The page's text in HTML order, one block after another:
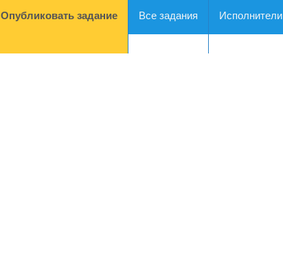
Опубликовать задание Все задания Исполнители